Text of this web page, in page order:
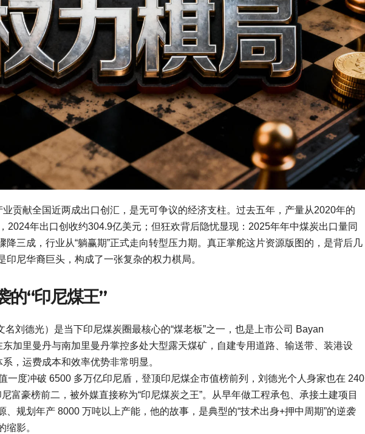
业贡献全国近两成出口创汇，是无可争议的经济支柱。过去五年，产量从2020年的
2024年出口创收约304.9亿美元；但狂欢背后隐忧显现：2025年年中煤炭出口量同
降三成，行业从“躺赢期”正式走向转型压力期。真正掌舵这片资源版图的，是背后几
尼华裔巨头，构成了一张复杂的权力棋局。
的“印尼煤王”
刘德光）是当下印尼煤炭圈最核心的“煤老板”之一，也是上市公司 Bayan
加里曼丹与南加里曼丹掌控多处大型露天煤矿，自建专用道路、输送带、装港设
，运费成本和效率优势非常明显。
一度冲破 6500 多万亿印尼盾，登顶印尼煤企市值榜前列，刘德光个人身家也在 240
富豪榜前二，被外媒直接称为“印尼煤炭之王”。从早年做工程承包、承接土建项目
、规划年产 8000 万吨以上产能，他的故事，是典型的“技术出身+押中周期”的逆袭
缩影。